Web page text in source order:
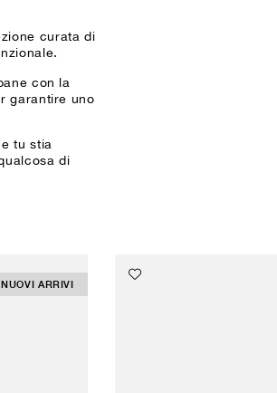
curata di
con la
garantire uno
tu stia
di
NUOVI ARRIVI